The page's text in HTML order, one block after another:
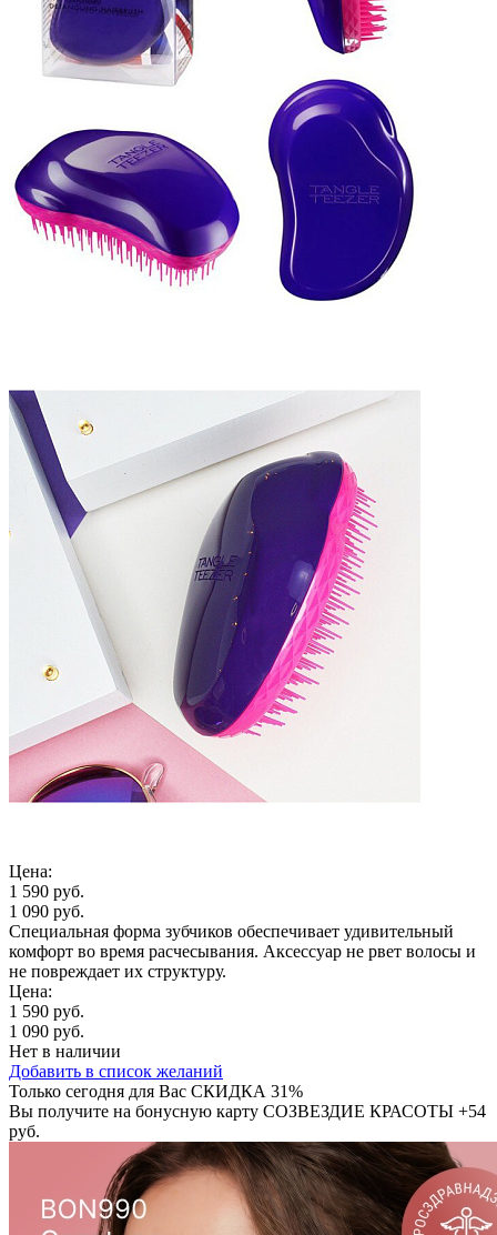
Цена:
1 590 руб.
1 090 руб.
Специальная форма зубчиков обеспечивает удивительный
комфорт во время расчесывания. Аксессуар не рвет волосы и
не повреждает их структуру.
Цена:
1 590 руб.
1 090 руб.
Нет в наличии
Добавить в список желаний
Только сегодня для Вас СКИДКА 31%
Вы получите на бонусную карту СОЗВЕЗДИЕ КРАСОТЫ +54
руб.